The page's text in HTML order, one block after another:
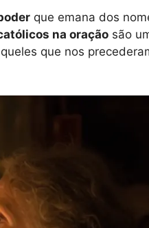
que emana dos
na oração são
que nos